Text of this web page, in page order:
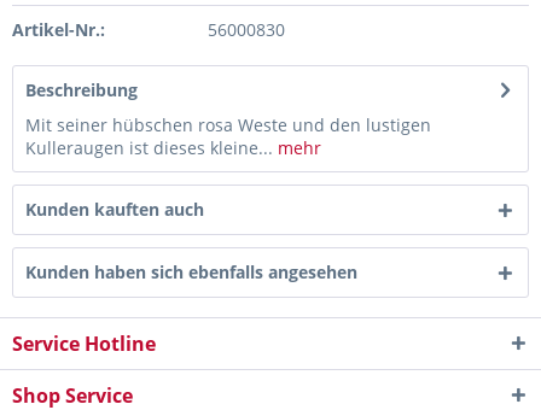
Artikel-Nr.: 56000830
Beschreibung
Mit seiner hübschen rosa Weste und den lustigen
Kulleraugen ist dieses kleine... mehr
Kunden kauften auch
Kunden haben sich ebenfalls angesehen
Service Hotline
Shop Service